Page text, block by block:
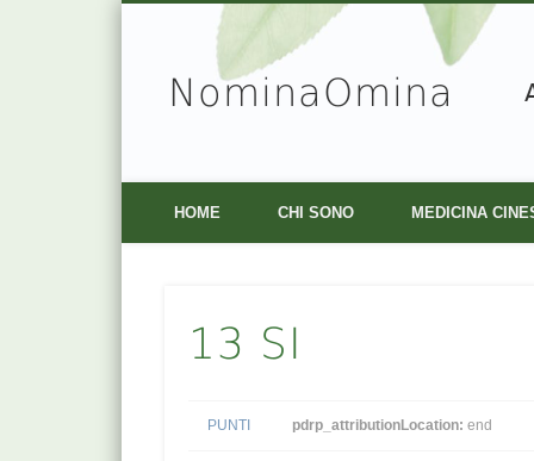
NominaOmina
Vimeo
HOME CHI SONO MEDICINA
13 SI
PUNTI pdrp_attributionLocation: end